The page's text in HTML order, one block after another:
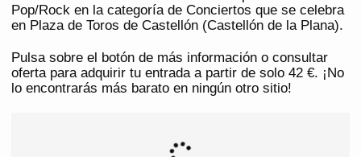
Pop/Rock en la categoría de Conciertos que se celebra
en Plaza de Toros de Castellón (Castellón de la Plana).
Pulsa sobre el botón de más información o consultar
oferta para adquirir tu entrada a partir de solo 42 €. ¡No
lo encontrarás más barato en ningún otro sitio!